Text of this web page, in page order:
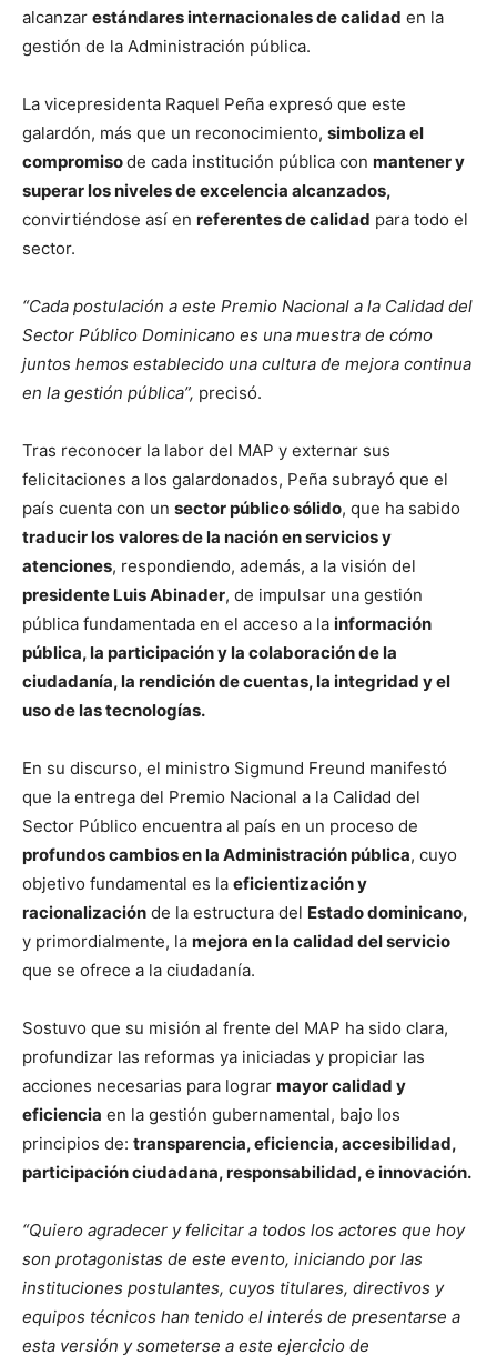
alcanzar estándares internacionales de calidad en la
gestión de la Administración pública.
La vicepresidenta Raquel Peña expresó que este
galardón, más que un reconocimiento, simboliza el
compromisode cada institución pública con mantener y
superar los niveles de excelencia alcanzados,
convirtiéndose así en referentes de calidad para todo el
sector.
“Cada postulación a este Premio Nacional a la Calidad del
Sector Público Dominicano es una muestra de cómo
juntos hemos establecido una cultura de mejora continua
en la gestión pública”, precisó.
Tras reconocer la labor del MAP y externar sus
felicitaciones a los galardonados, Peña subrayó que el
país cuenta con un sector público sólido, que ha sabido
traducir los valores de la nación en servicios y
atenciones, respondiendo, además, a la visión del
presidente Luis Abinader, de impulsar una gestión
pública fundamentada en el acceso a la información
pública, la participación y la colaboración de la
ciudadanía, la rendición de cuentas, la integridad y el
uso de las tecnologías.
En su discurso, el ministro Sigmund Freund manifestó
que la entrega del Premio Nacional a la Calidad del
Sector Público encuentra al país en un proceso de
profundos cambios en la Administración pública, cuyo
objetivo fundamental es la eficientización y
racionalización de la estructura del Estado dominicano,
y primordialmente, la mejora en la calidad del servicio
que se ofrece a la ciudadanía.
Sostuvo que su misión al frente del MAP ha sido clara,
profundizar las reformas ya iniciadas y propiciar las
acciones necesarias para lograr mayor calidad y
eficiencia en la gestión gubernamental, bajo los
principios de: transparencia, eficiencia, accesibilidad,
participación ciudadana, responsabilidad, e innovación.
“Quiero agradecer y felicitar a todos los actores que hoy
son protagonistas de este evento, iniciando por las
instituciones postulantes, cuyos titulares, directivos y
equipos técnicos han tenido el interés de presentarse a
esta versión y someterse a este ejercicio de